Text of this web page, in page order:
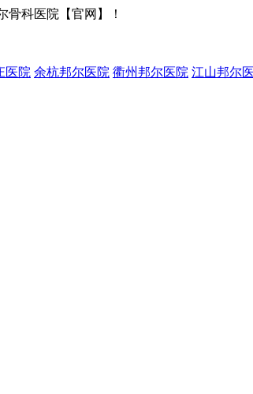
骨科医院【官网】！
医院 余杭邦尔医院 衢州邦尔医院 江山邦尔